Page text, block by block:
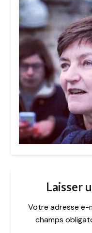
Laisser
Votre adresse e-
champs